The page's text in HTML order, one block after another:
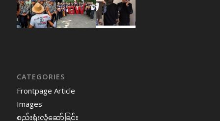
CATEGORIES
Frontpage Article
Images
စည်းရုံးလှုံဆော်ခြင်း